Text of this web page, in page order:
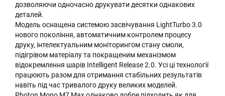
дозволяючи одночасно друкувати десятки однакових
деталей.
Модель оснащена системою засвічування LightTurbo 3.0
нового покоління, автоматичним контролем процесу
друку, інтелектуальним моніторингом стану смоли,
підігрівом матеріалу та покращеним механізмом
відокремлення шарів Intelligent Release 2.0. Усі ці технології
працюють разом для отримання стабільних результатів
навіть під час тривалого друку великих моделей.